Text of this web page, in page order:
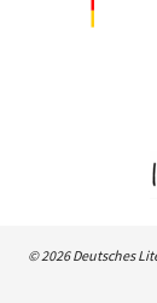
© 2026 Deutsches